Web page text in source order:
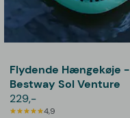
Flydende Hængekøje -
Bestway Sol Venture
229,-
4,9